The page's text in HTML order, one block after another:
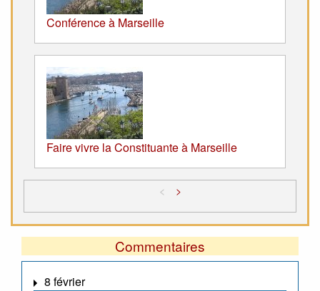
Conférence à Marseille
Faire vivre la Constituante à Marseille
< >
Commentaires
8 février